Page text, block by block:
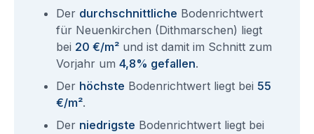
Der durchschnittliche Bodenrichtwert
für Neuenkirchen (Dithmarschen) liegt
bei 20 €/m² und ist damit im Schnitt zum
Vorjahr um 4,8% gefallen.
Der höchste Bodenrichtwert liegt bei 55
€/m².
Der niedrigste Bodenrichtwert liegt bei